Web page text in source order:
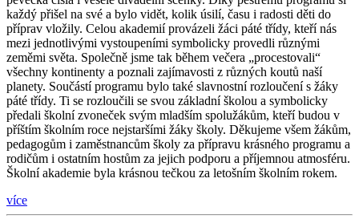
každý přišel na své a bylo vidět, kolik úsilí, času i radosti děti do
příprav vložily. Celou akademií provázeli žáci páté třídy, kteří nás
mezi jednotlivými vystoupeními symbolicky provedli různými
zeměmi světa. Společně jsme tak během večera „procestovali“
všechny kontinenty a poznali zajímavosti z různých koutů naší
planety. Součástí programu bylo také slavnostní rozloučení s žáky
páté třídy. Ti se rozloučili se svou základní školou a symbolicky
předali školní zvoneček svým mladším spolužákům, kteří budou v
příštím školním roce nejstaršími žáky školy. Děkujeme všem žákům,
pedagogům i zaměstnancům školy za přípravu krásného programu a
rodičům i ostatním hostům za jejich podporu a příjemnou atmosféru.
Školní akademie byla krásnou tečkou za letošním školním rokem.
více